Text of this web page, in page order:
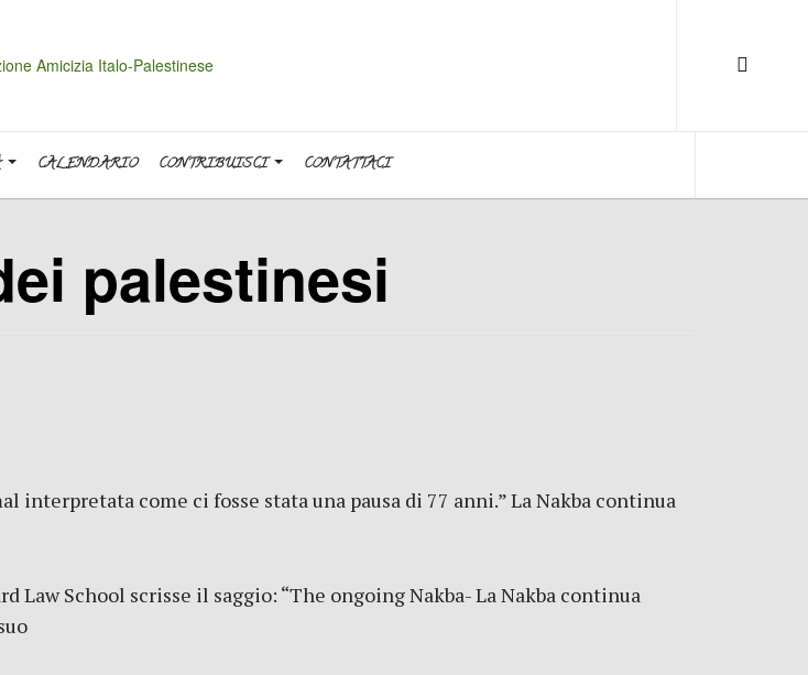
CALENDARIO CONTRIBUISCI CONTATTACI
palestinesi
interpretata come ci fosse stata una pausa di 77 anni.” La Nakba continua
Law School scrisse il saggio: “The ongoing Nakba- La Nakba continua